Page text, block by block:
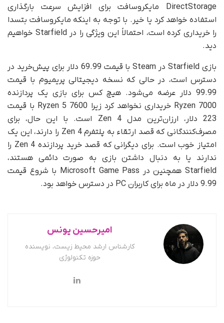
DirectStorage مایکروسافت برای افزایش سرعت بارگذاری
استفاده خواهد کرد یا خیر. با توجه به اینکه مایکروسافت بتسدا
را خریداری کرده است، احتمالاً این ویژگی را در Starfield خواهیم
دید.
بازی Starfield در Steam با قیمت 69.99 دلار برای پیش‌خرید در
دسترس است، در حالی که نسخه دیجیتالی پریمیوم با قیمت
99.99 دلار عرضه می‌شود. هیچ کس برای بازی یک پردازنده
Ryzen 7000 خریداری نخواهد کرد زیرا Ryzen 5 7600 با قیمت
223 دلار، ارزان‌ترین مدل Zen 4 است. با این حال، برای
مصرف‌کنندگانی که قصد ارتقاء به پلتفرم Zen 4 را دارند، این یک
امتیاز خوب است. برای دیگرانی که قصد خرید پردازنده Zen 4 را
ندارند یا به دنبال داشتن بازی به صورت دائمی هستند،
Starfield همچنین در Microsoft Game Pass با شروع قیمت
9.99 دلار در ماه برای کاربران PC در دسترس خواهد بود.
امیرحسین یونس
کارشناس ارشد محیط زیست، نویسنده
حوزه تکنولوژی